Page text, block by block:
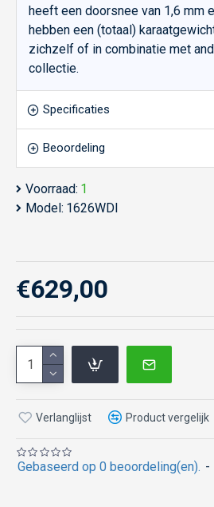
heeft een doorsnee van 1,6 mm
hebben een (totaal)
zichzelf of in combinatie met
collectie.
Specificaties
Beoordeling
Voorraad: 1
Model: 1626WDI
Gebaseerd op 0 beoordeling(en). -
€629,00
Verlanglijst Product vergelijk